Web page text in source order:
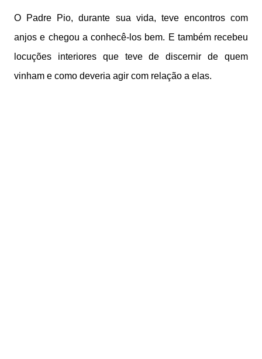
O Padre Pio, durante sua vida, teve encontros com
anjos e chegou a conhecê-los bem. E também recebeu
locuções interiores que teve de discernir de quem
vinham e como deveria agir com relação a elas.